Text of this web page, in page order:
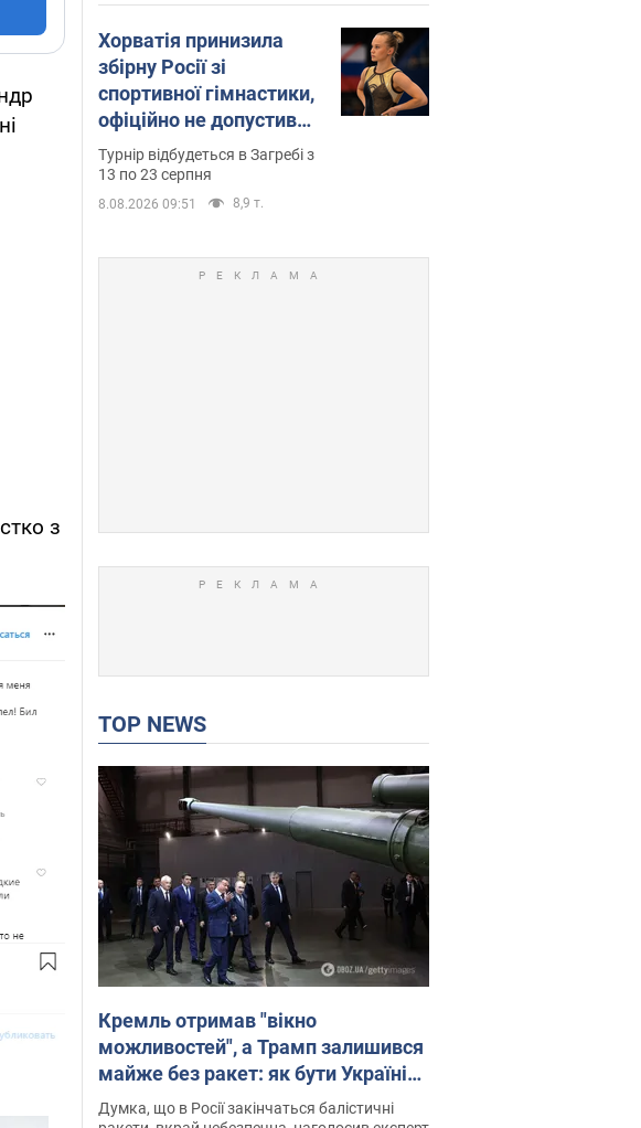
з
Хорватія принизила
збірну Росії зі
спортивної гімнастики,
офіційно не допустивши
до чемпіонату Європи
основних спортсменів
Турнір відбудеться в Загребі з
13 по 23 серпня
8.08.2026 09:51 8,9 т.
TOP NEWS
Кремль отримав "вікно
можливостей", а Трамп залишився
майже без ракет: як бути Україні?
Інтерв’ю з Мельником
Думка, що в Росії закінчаться балістичні